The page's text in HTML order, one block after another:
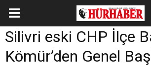
Silivri eski CHP İlçe
Kömür’den Genel